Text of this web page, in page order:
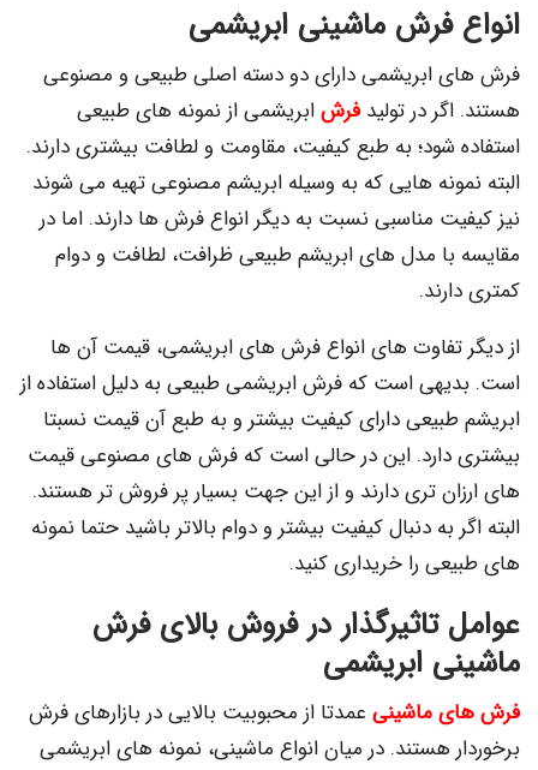
انواع فرش ماشینی ابریشمی
فرش های ابریشمی دارای دو دسته اصلی طبیعی و مصنوعی
هستند. اگر در تولیدفرشابریشمی از نمونه های طبیعی
استفاده شود؛ به طبع کیفیت، مقاومت و لطافت بیشتری دارند.
البته نمونه هایی که به وسیله ابریشم مصنوعی تهیه می شوند
نیز کیفیت مناسبی نسبت به دیگر انواع فرش ها دارند. اما در
مقایسه با مدل های ابریشم طبیعی ظرافت، لطافت و دوام
کمتری دارند.
از دیگر تفاوت های انواع فرش های ابریشمی، قیمت آن ها
است. بدیهی است که فرش ابریشمی طبیعی به دلیل استفاده از
ابریشم طبیعی دارای کیفیت بیشتر و به طبع آن قیمت نسبتا
بیشتری دارد. این در حالی است که فرش های مصنوعی قیمت
های ارزان تری دارند و از این جهت بسیار پر فروش تر هستند.
البته اگر به دنبال کیفیت بیشتر و دوام بالاتر باشید حتما نمونه
های طبیعی را خریداری کنید.
عوامل تاثیرگذار در فروش بالای فرش
ماشینی ابریشمی
فرش های ماشینی عمدتا از محبوبیت بالایی در بازارهای فرش
برخوردار هستند. در میان انواع ماشینی، نمونه های ابریشمی